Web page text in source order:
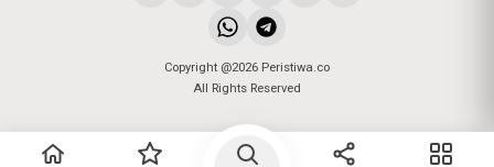
Copyright @2026 Peristiwa.co
All Rights Reserved